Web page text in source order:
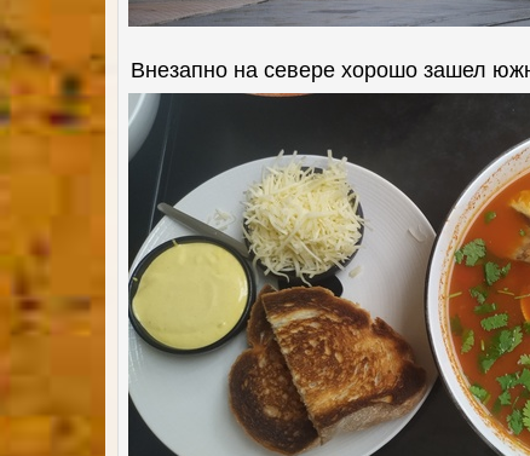
Внезапно на севере хорошо зашел